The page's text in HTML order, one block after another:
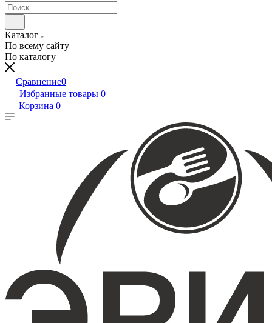
Каталог
По всему сайту
По каталогу
Сравнение0
Избранные товары 0
Корзина 0